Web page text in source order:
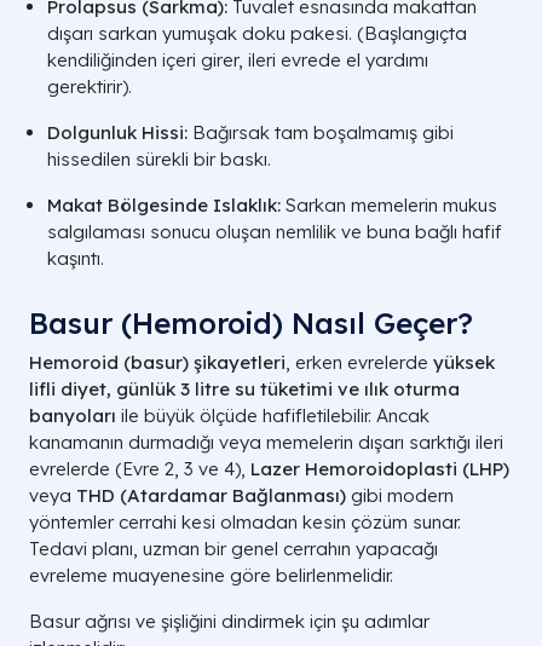
Prolapsus (Sarkma): Tuvalet esnasında makattan
dışarı sarkan yumuşak doku pakesi. (Başlangıçta
kendiliğinden içeri girer, ileri evrede el yardımı
gerektirir).
Dolgunluk Hissi: Bağırsak tam boşalmamış gibi
hissedilen sürekli bir baskı.
Makat Bölgesinde Islaklık: Sarkan memelerin mukus
salgılaması sonucu oluşan nemlilik ve buna bağlı hafif
kaşıntı.
Basur (Hemoroid) Nasıl Geçer?
Hemoroid (basur) şikayetleri, erken evrelerde yüksek
lifli diyet, günlük 3 litre su tüketimi ve ılık oturma
banyoları ile büyük ölçüde hafifletilebilir. Ancak
kanamanın durmadığı veya memelerin dışarı sarktığı ileri
evrelerde (Evre 2, 3 ve 4), Lazer Hemoroidoplasti (LHP)
veya THD (Atardamar Bağlanması) gibi modern
yöntemler cerrahi kesi olmadan kesin çözüm sunar.
Tedavi planı, uzman bir genel cerrahın yapacağı
evreleme muayenesine göre belirlenmelidir.
Basur ağrısı ve şişliğini dindirmek için şu adımlar